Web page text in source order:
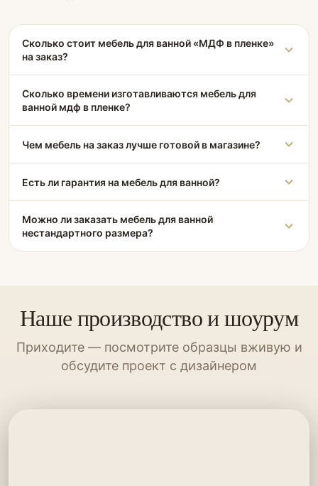
Сколько стоит мебель для ванной «МДФ в пленке»
на заказ?
Сколько времени изготавливаются мебель для
ванной мдф в пленке?
Чем мебель на заказ лучше готовой в магазине?
Есть ли гарантия на мебель для ванной?
Можно ли заказать мебель для ванной
нестандартного размера?
Наше производство и шоурум
Приходите — посмотрите образцы вживую и
обсудите проект с дизайнером